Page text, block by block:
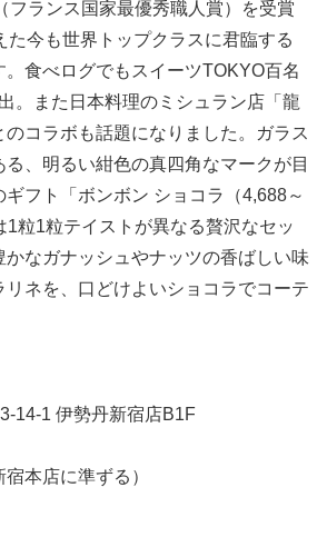
フランス国家最優秀職人賞）を受賞
た今も世界トップクラスに君臨する
。食べログでもスイーツTOKYO百名
。また日本料理のミシュラン店「龍
コラボも話題になりました。ガラス
、明るい紺色の真四角なマークが目
フト「ボンボン ショコラ（4,688～
1粒1粒テイストが異なる贅沢なセッ
かなガナッシュやナッツの香ばしい味
リネを、口どけよいショコラでコーテ
14-1 伊勢丹新宿店B1F
本店に準ずる）